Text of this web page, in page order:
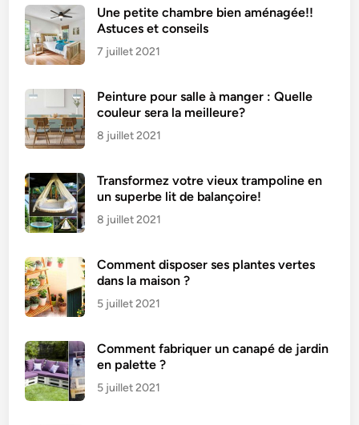
Une petite chambre bien aménagée!!
Astuces et conseils
7 juillet 2021
Peinture pour salle à manger : Quelle
couleur sera la meilleure?
8 juillet 2021
Transformez votre vieux trampoline en
un superbe lit de balançoire!
8 juillet 2021
Comment disposer ses plantes vertes
dans la maison ?
5 juillet 2021
Comment fabriquer un canapé de jardin
en palette ?
5 juillet 2021